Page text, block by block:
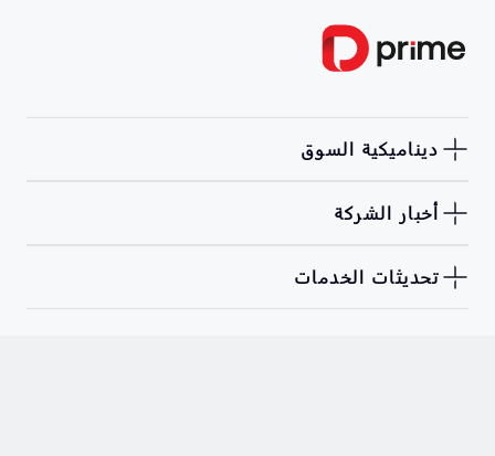
ديناميكية السوق
أخبار الشركة
تحديثات الخدمات